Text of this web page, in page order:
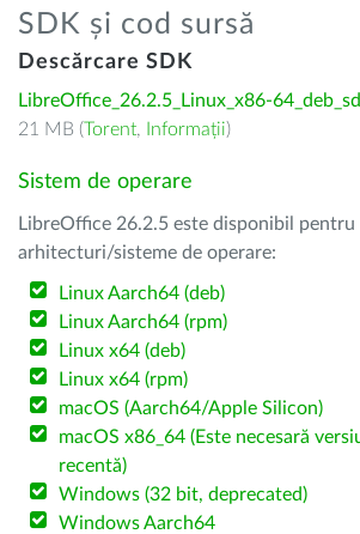
SDK și cod sursă
Descărcare SDK
LibreOffice_26.2.5_Linux_x86-
21 MB (Torent, Informații)
Sistem de operare
LibreOffice 26.2.5 este disponibil
arhitecturi/sisteme de operare:
Linux Aarch64 (deb)
Linux Aarch64 (rpm)
Linux x64 (deb)
Linux x64 (rpm)
macOS (Aarch64/Apple Silicon)
macOS x86_64 (Este necesară
recentă)
Windows (32 bit, deprecated)
Windows Aarch64